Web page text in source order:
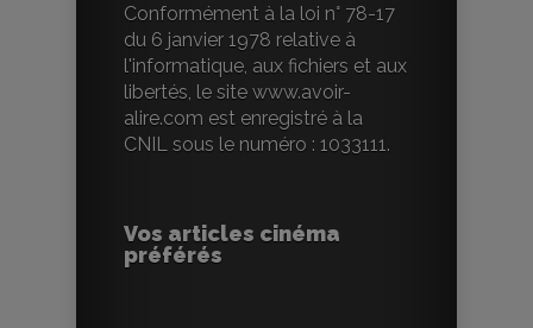
Conformément à la loi n° 78-17
du 6 janvier 1978 relative à
l'informatique, aux fichiers et aux
libertés, le site www.avoir-
alire.com est enregistré à la
CNIL sous le numéro : 1033111.
Vos articles cinéma
préférés